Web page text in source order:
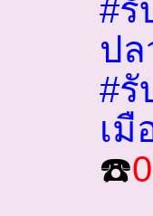
#รั
ป
#รั
เมื
☎️